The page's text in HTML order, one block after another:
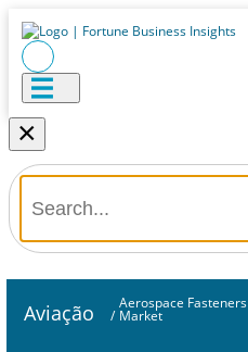
×
Aviação /
Aerospace Fasteners
Market